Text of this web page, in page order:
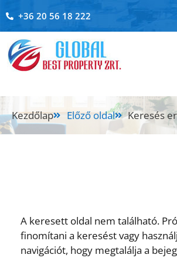
+36 20 56 18 222
Kezdőlap Előző oldal Keresés
A keresett oldal nem található.
finomítani a keresést vagy
navigációt, hogy megtalálja a